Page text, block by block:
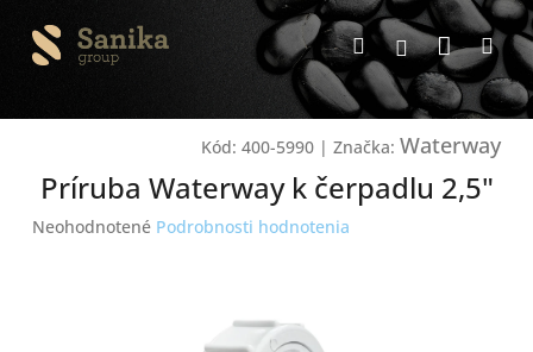
obsah
HľadaťPrihlásenie
košík
Kód: 400-5990 | Značka: Waterway
Príruba Waterway k čerpadlu 2,5"
Priemerné
Neohodnotené Podrobnosti hodnotenia